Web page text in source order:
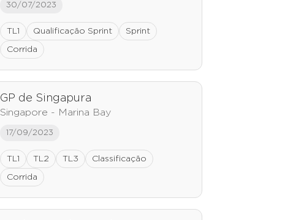
30/07/2023
TL1 Qualificação Sprint Sprint
Corrida
GP de Singapura
Singapore - Marina Bay
17/09/2023
TL1 TL2 TL3 Classificação
Corrida